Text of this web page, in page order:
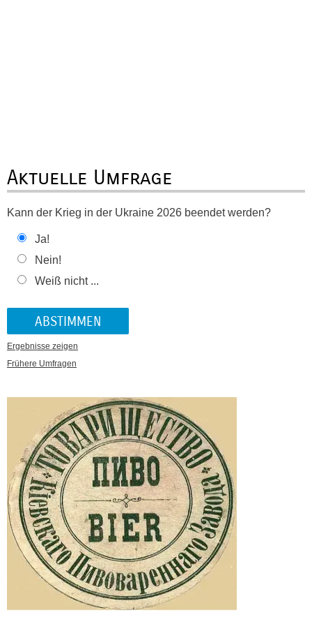
Aktuelle Umfrage
Kann der Krieg in der Ukraine 2026 beendet werden?
Ja!
Nein!
Weiß nicht ...
Ergebnisse zeigen
Frühere Umfragen